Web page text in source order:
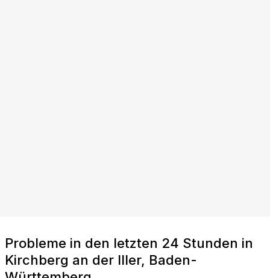
Probleme in den letzten 24 Stunden in
Kirchberg an der Iller, Baden-